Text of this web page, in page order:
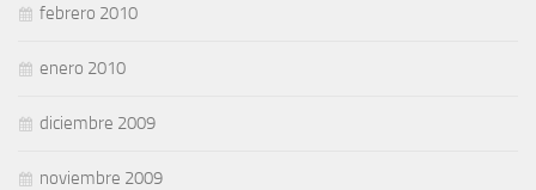
febrero 2010
enero 2010
diciembre 2009
noviembre 2009